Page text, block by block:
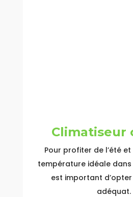
Climatiseur
Pour profiter de l’été
température idéale dans
est important
adéquat.